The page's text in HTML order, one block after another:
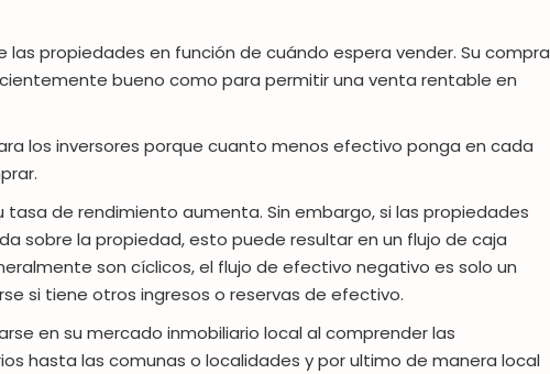
las propiedades en función de cuándo espera vender. Su compra
bueno como para permitir una venta rentable en
los inversores porque cuanto menos efectivo ponga en cada
tasa de rendimiento aumenta. Sin embargo, si las propiedades
sobre la propiedad, esto puede resultar en un flujo de caja
son cíclicos, el flujo de efectivo negativo es solo un
si tiene otros ingresos o reservas de efectivo.
en su mercado inmobiliario local al comprender las
hasta las comunas o localidades y por ultimo de manera local